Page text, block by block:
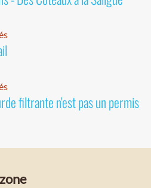
filtrante n'est pas un permis